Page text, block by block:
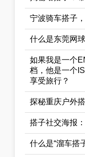
宁波骑车搭子
什么是东莞网
如果我是一个
档，他是一个
享受旅行？
探秘重庆户外
搭子社交海报
什么是“溜车搭